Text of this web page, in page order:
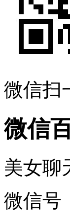
微信扫
微信
美女聊
微信号